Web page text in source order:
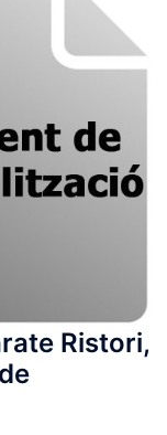
Ristori,